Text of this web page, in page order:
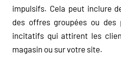
impulsifs. Cela peut inclure
des offres groupées ou des
incitatifs qui attirent les
magasin ou sur votre site.